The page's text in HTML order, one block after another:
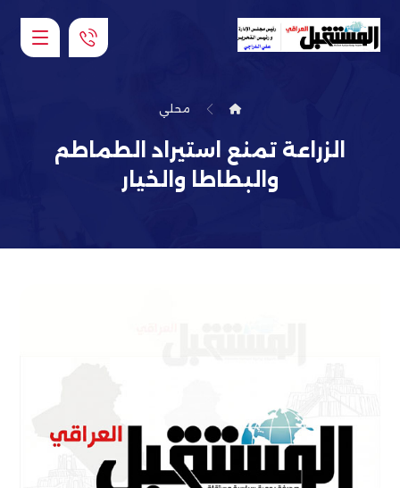
محلي
الزراعة تمنع استيراد الطماطم
والبطاطا والخيار